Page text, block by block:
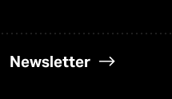
Newsletter